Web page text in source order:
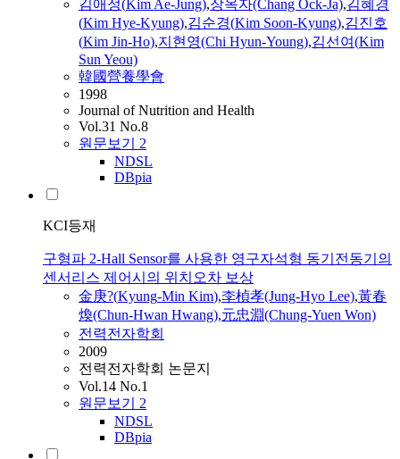
김애정(KimAe-Jung),장옥자(Chang Ock-Ja),김혜경
(Kim Hye-Kyung),김순경(Kim Soon-Kyung),김진호
(Kim Jin-Ho),지현영(Chi Hyun-Young),김선여(Kim
Sun Yeou)
韓國營養學會
1998
Journal of Nutrition and Health
Vol.31 No.8
원문보기 2
NDSL
DBpia
KCI등재
구형파 2-Hall Sensor를 사용한 영구자석형 동기전동기의
센서리스 제어시의 위치오차 보상
金庚?(Kyung-Min Kim),李楨孝(Jung-Hyo Lee),黃春
煥(Chun-Hwan Hwang),元忠淵(Chung-Yuen Won)
전력전자학회
2009
전력전자학회 논문지
Vol.14 No.1
원문보기 2
NDSL
DBpia